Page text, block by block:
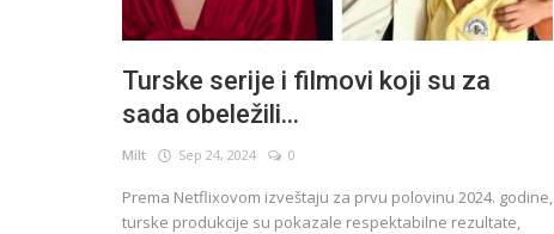
Turske serije i filmovi koji su za
sada obeležili...
Milt Sep 24, 2024 0
Prema Netflixovom izveštaju za prvu polovinu 2024. godine,
turske produkcije su pokazale respektabilne rezultate,